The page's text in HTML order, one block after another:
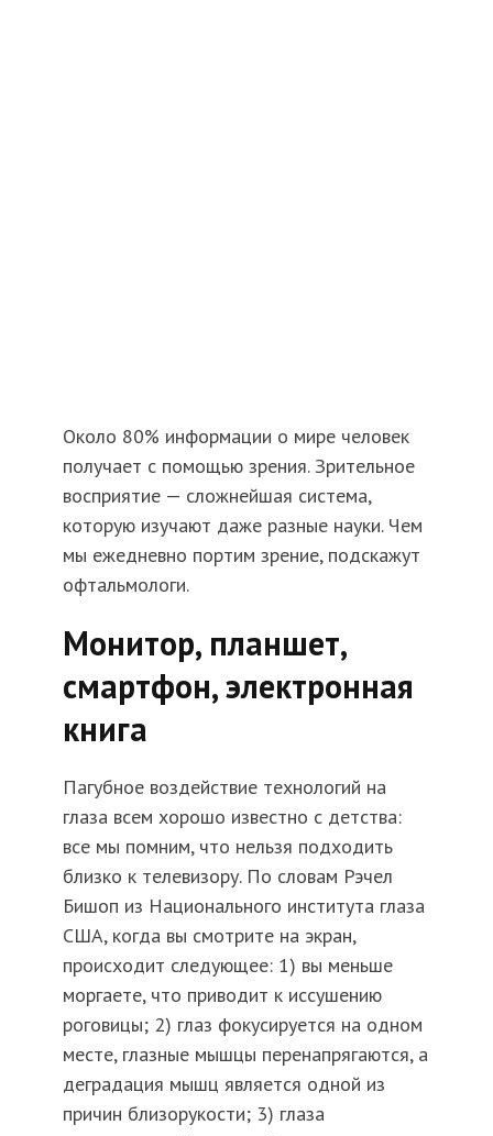
Около 80% информации о мире человек
получает с помощью зрения. Зрительное
восприятие — сложнейшая система,
которую изучают даже разные науки. Чем
мы ежедневно портим зрение, подскажут
офтальмологи.
Монитор, планшет,
смартфон, электронная
книга
Пагубное воздействие технологий на
глаза всем хорошо известно с детства:
все мы помним, что нельзя подходить
близко к телевизору. По словам Рэчел
Бишоп из Национального института глаза
США, когда вы смотрите на экран,
происходит следующее: 1) вы меньше
моргаете, что приводит к иссушению
роговицы; 2) глаз фокусируется на одном
месте, глазные мышцы перенапрягаются, а
деградация мышц является одной из
причин близорукости; 3) глаза